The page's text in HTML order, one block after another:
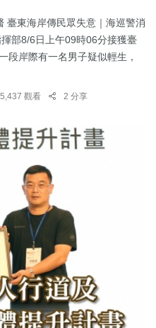
臺東海岸傳民眾失意｜海巡警消
部8/6日上午09時06分接獲臺
段岸際有一名男子疑似輕生，
5,437 觀看 2 分享